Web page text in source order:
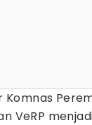
Komnas
VeRP